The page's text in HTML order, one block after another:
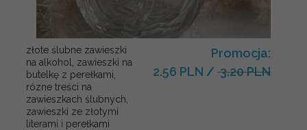
złote ślubne zawieszki
na alkohol, zawieszki na
butelkę z perełkami,
rózne treści na
zawieszkach ślubnych,
zawieszki ze złotymi
literami i perełkami
Promocja:
2.56 PLN / 3.20 PLN